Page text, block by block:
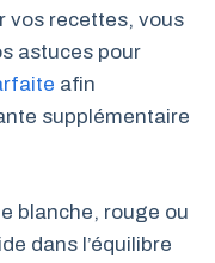
vos recettes, vous
astuces pour
afin
supplémentaire
blanche, rouge ou
dans l’équilibre